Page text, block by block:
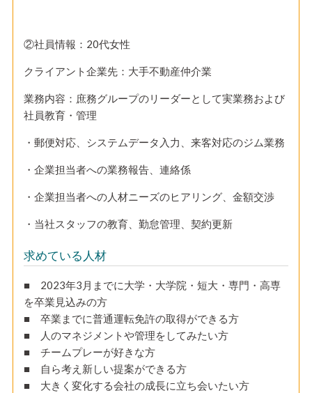
②社員情報：20代女性
クライアント企業先：大手不動産仲介業
業務内容：庶務グループのリーダーとして実業務および
社員教育・管理
・郵便対応、システムデータ入力、来客対応のジム業務
・企業担当者への業務報告、連絡係
・企業担当者への人材ニーズのヒアリング、金額交渉
・当社スタッフの教育、勤怠管理、契約更新
求めている人材
■ 2023年3月までに大学・大学院・短大・専門・高専
を卒業見込みの方
■ 卒業までに普通運転免許の取得ができる方
■ 人のマネジメントや管理をしてみたい方
■ チームプレーが好きな方
■ 自ら考え新しい提案ができる方
■ 大きく変化する会社の成長に立ち会いたい方